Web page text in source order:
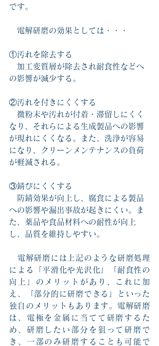
です。
電解研磨の効果としては・・・
①汚れを除去する
加工変質層が除去され耐食性などへ
の影響が減少する。
②汚れを付きにくくする
微粉末や汚れが付着・滞留しにくく
なり、それらによる生成製品への影響
が現れにくくなる。また、洗浄が容易
になり、クリーンメンテナンスの負荷
が軽減される。
③錆びにくくする
防錆効果が向上し、腐食による製品
への影響や漏出事故が起きにくい。ま
た、薬品や食品材料への耐性が向上
し、品質を維持しやすい。
電解研磨には上記のような研磨処理
による「平滑化や光沢化」「耐食性の
向上」のメリットがあり、これに加
え、「部分的に研磨できる」といった
独自のメリットもあります。 電解研磨
は、電極を金属に当てて研磨するた
め、研磨したい部分を狙って研磨で
き、一部のみ研磨することも可能で